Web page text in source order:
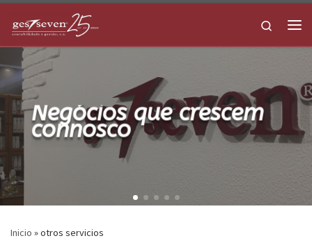
Skip to content
Search
Negócios que crescem
connosco
Inicio »otros servicios